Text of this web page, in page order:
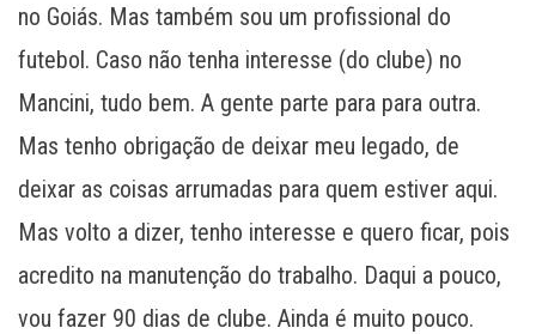
no Goiás. Mas também sou um profissional do
futebol. Caso não tenha interesse (do clube) no
Mancini, tudo bem. A gente parte para para outra.
Mas tenho obrigação de deixar meu legado, de
deixar as coisas arrumadas para quem estiver aqui.
Mas volto a dizer, tenho interesse e quero ficar, pois
acredito na manutenção do trabalho. Daqui a pouco,
vou fazer 90 dias de clube. Ainda é muito pouco.